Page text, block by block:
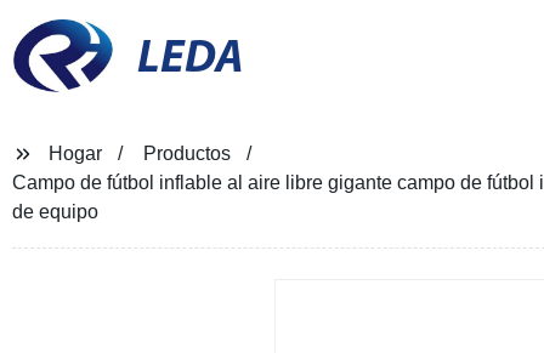
LEDA
Hogar
Productos
Campo de fútbol inflable al aire libre gigante campo de
de equipo